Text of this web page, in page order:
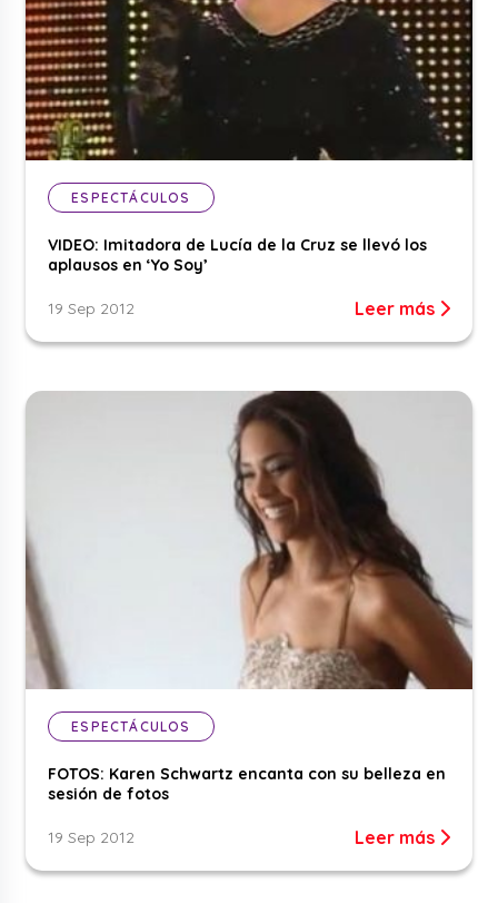
ESPECTÁCULOS
VIDEO: Imitadora de Lucía de la Cruz se llevó los
aplausos en ‘Yo Soy’
19 Sep 2012 Leer más
ESPECTÁCULOS
FOTOS: Karen Schwartz encanta con su belleza en
sesión de fotos
19 Sep 2012 Leer más